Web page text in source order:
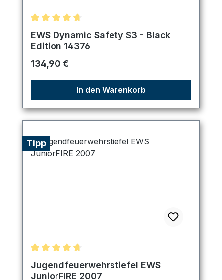
Durchschnittliche Bewertung von 4.83 von 5
EWS Dynamic Safety S3 - Black
Edition 14376
Regulärer Preis:
134,90 €
In den Warenkorb
Tipp
Durchschnittliche Bewertung von 4.67 von 5
Jugendfeuerwehrstiefel EWS
JuniorFIRE 2007